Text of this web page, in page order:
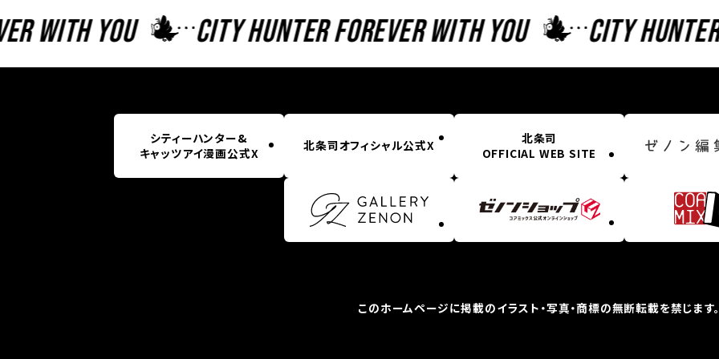
With You CITY HUNTER Forever With You CITY
シティーハンター&
キャッツアイ漫画公式X
北条司オフィシャル公式X
北条司
OFFICIAL WEB SITE
このホームページに掲載のイラスト・写真・商標の無断転載を禁じます。